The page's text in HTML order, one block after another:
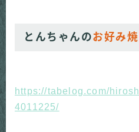
とんちゃんのお好み焼
https://tabelog.com/
4011225/